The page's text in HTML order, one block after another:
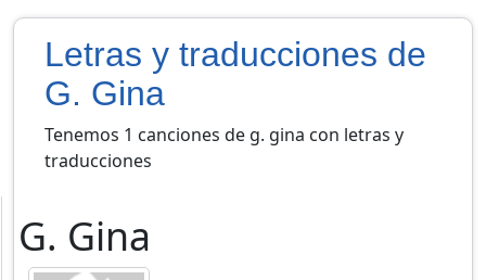
Letras y traducciones de
G. Gina
Tenemos 1 canciones de g. gina con letras y
traducciones
G. Gina